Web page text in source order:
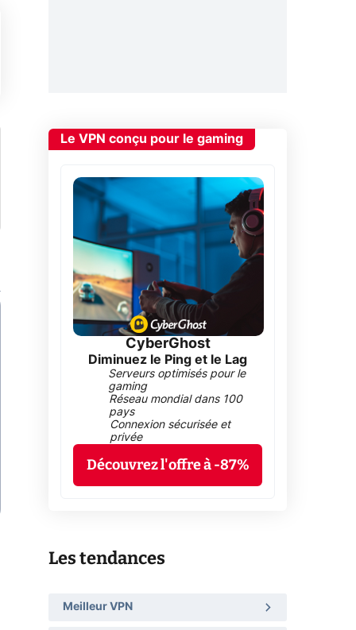
Le VPN conçu pour le gaming
CyberGhost
Diminuez le Ping et le Lag
Serveurs optimisés pour le
gaming
Réseau mondial dans 100
pays
Connexion sécurisée et
privée
Découvrez l'offre à -87%
Les tendances
Meilleur VPN